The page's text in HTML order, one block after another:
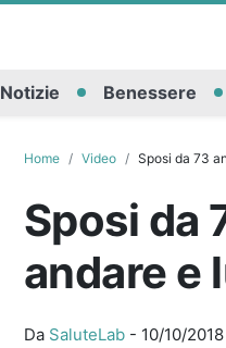
Notizie Benessere
Home Video Sposi da 73
Sposi da
andare e
Da SaluteLab- 10/10/2018